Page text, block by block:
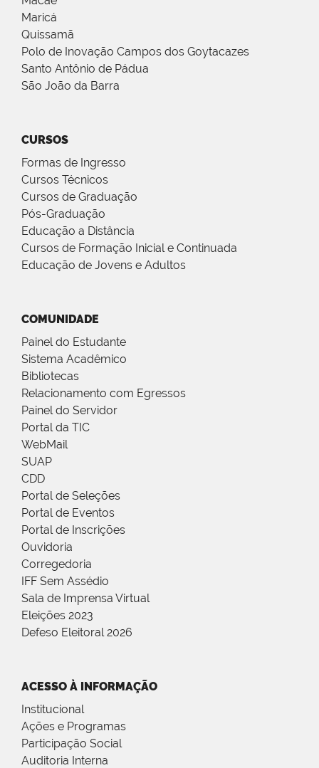
Maricá
Quissamã
Polo de Inovação Campos dos Goytacazes
Santo Antônio de Pádua
São João da Barra
CURSOS
Formas de Ingresso
Cursos Técnicos
Cursos de Graduação
Pós-Graduação
Educação a Distância
Cursos de Formação Inicial e Continuada
Educação de Jovens e Adultos
COMUNIDADE
Painel do Estudante
Sistema Acadêmico
Bibliotecas
Relacionamento com Egressos
Painel do Servidor
Portal da TIC
WebMail
SUAP
CDD
Portal de Seleções
Portal de Eventos
Portal de Inscrições
Ouvidoria
Corregedoria
IFF Sem Assédio
Sala de Imprensa Virtual
Eleições 2023
Defeso Eleitoral 2026
ACESSO À INFORMAÇÃO
Institucional
Ações e Programas
Participação Social
Auditoria Interna